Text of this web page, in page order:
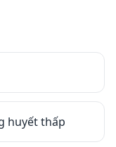
huyết thấp